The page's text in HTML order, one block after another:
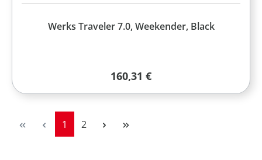
Werks Traveler 7.0, Weekender, Black
Regulärer Preis:
160,31 €
Seite
1 Seite
2